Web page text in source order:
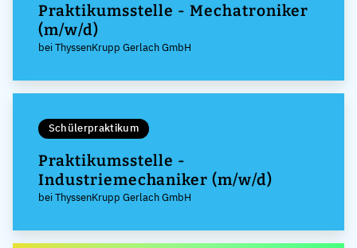
Praktikumsstelle - Mechatroniker
(m/w/d)
bei ThyssenKrupp Gerlach GmbH
Schülerpraktikum
Praktikumsstelle -
Industriemechaniker (m/w/d)
bei ThyssenKrupp Gerlach GmbH